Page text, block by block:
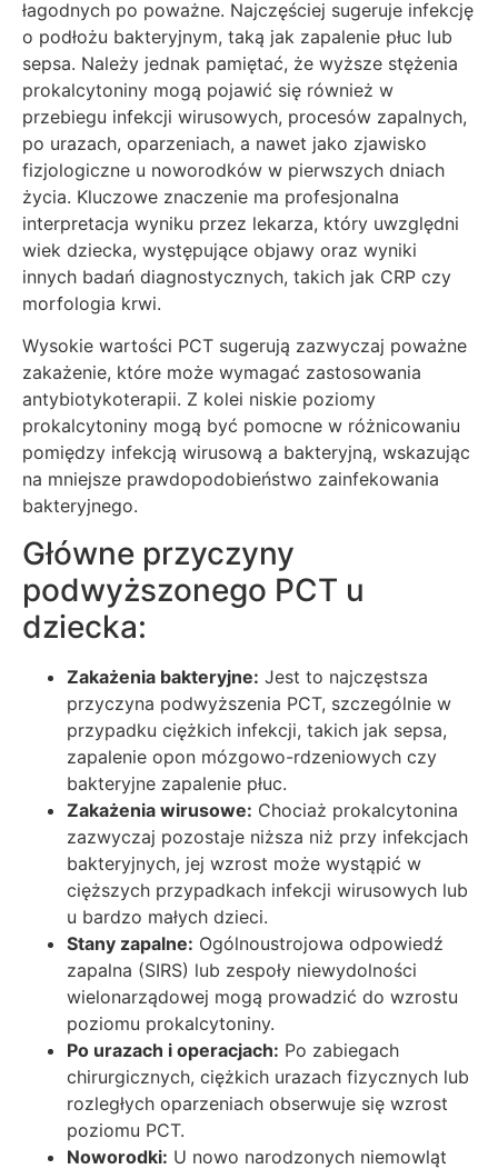
łagodnych po poważne. Najczęściej sugeruje infekcję
o podłożu bakteryjnym, taką jak zapalenie płuc lub
sepsa. Należy jednak pamiętać, że wyższe stężenia
prokalcytoniny mogą pojawić się również w
przebiegu infekcji wirusowych, procesów zapalnych,
po urazach, oparzeniach, a nawet jako zjawisko
fizjologiczne u noworodków w pierwszych dniach
życia. Kluczowe znaczenie ma profesjonalna
interpretacja wyniku przez lekarza, który uwzględni
wiek dziecka, występujące objawy oraz wyniki
innych badań diagnostycznych, takich jak CRP czy
morfologia krwi.
Wysokie wartości PCT sugerują zazwyczaj poważne
zakażenie, które może wymagać zastosowania
antybiotykoterapii. Z kolei niskie poziomy
prokalcytoniny mogą być pomocne w różnicowaniu
pomiędzy infekcją wirusową a bakteryjną, wskazując
na mniejsze prawdopodobieństwo zainfekowania
bakteryjnego.
Główne przyczyny
podwyższonego PCT u
dziecka:
Zakażenia bakteryjne: Jest to najczęstsza
przyczyna podwyższenia PCT, szczególnie w
przypadku ciężkich infekcji, takich jak sepsa,
zapalenie opon mózgowo-rdzeniowych czy
bakteryjne zapalenie płuc.
Zakażenia wirusowe: Chociaż prokalcytonina
zazwyczaj pozostaje niższa niż przy infekcjach
bakteryjnych, jej wzrost może wystąpić w
cięższych przypadkach infekcji wirusowych lub
u bardzo małych dzieci.
Stany zapalne: Ogólnoustrojowa odpowiedź
zapalna (SIRS) lub zespoły niewydolności
wielonarządowej mogą prowadzić do wzrostu
poziomu prokalcytoniny.
Po urazach i operacjach: Po zabiegach
chirurgicznych, ciężkich urazach fizycznych lub
rozległych oparzeniach obserwuje się wzrost
poziomu PCT.
Noworodki: U nowo narodzonych niemowląt